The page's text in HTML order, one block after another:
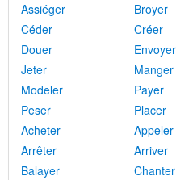
Assiéger
Broyer
Céder
Créer
Douer
Envoyer
Jeter
Manger
Modeler
Payer
Peser
Placer
Acheter
Appeler
Arrêter
Arriver
Balayer
Chanter